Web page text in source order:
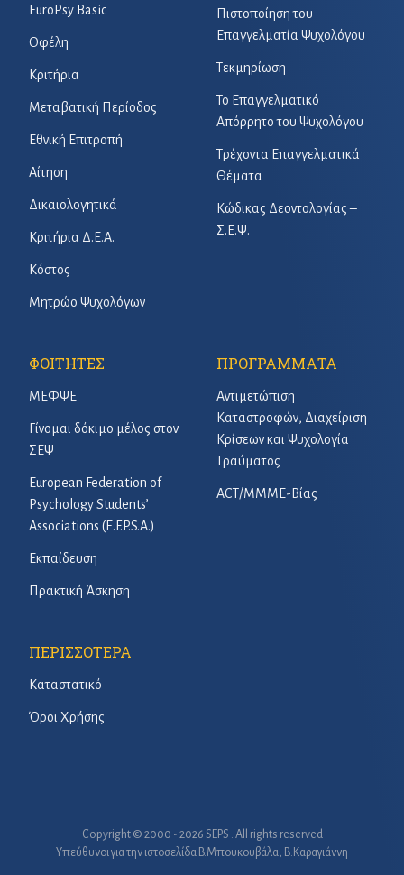
Πιστοποίηση του
Επαγγελματία Ψυχολόγου
Τεκμηρίωση
Το Επαγγελματικό
Απόρρητο του Ψυχολόγου
Τρέχοντα Επαγγελματικά
Θέματα
Κώδικας Δεοντολογίας –
Σ.Ε.Ψ.
EuroPsy Basic
Οφέλη
Κριτήρια
Μεταβατική Περίοδος
Εθνική Επιτροπή
Αίτηση
Δικαιολογητικά
Κριτήρια Δ.Ε.Α.
Κόστος
Μητρώο Ψυχολόγων
ΦΟΙΤΗΤΕΣ
ΜΕΦΨΕ
Γίνομαι δόκιμο μέλος στον
ΣΕΨ
European Federation of
Psychology Students’
Associations (E.F.P.S.A.)
Εκπαίδευση
Πρακτική Άσκηση
ΠΡΟΓΡΑΜΜΑΤΑ
Αντιμετώπιση
Καταστροφών, Διαχείριση
Κρίσεων και Ψυχολογία
Τραύματος
ACT/ΜΜΜΕ-Βίας
ΠΕΡΙΣΣΟΤΕΡΑ
Καταστατικό
Όροι Χρήσης
Copyright © 2000 - 2026 SEPS . All rights reserved
Υπεύθυνοι για την ιστοσελίδα B.Μπουκουβάλα, Β.Καραγιάννη